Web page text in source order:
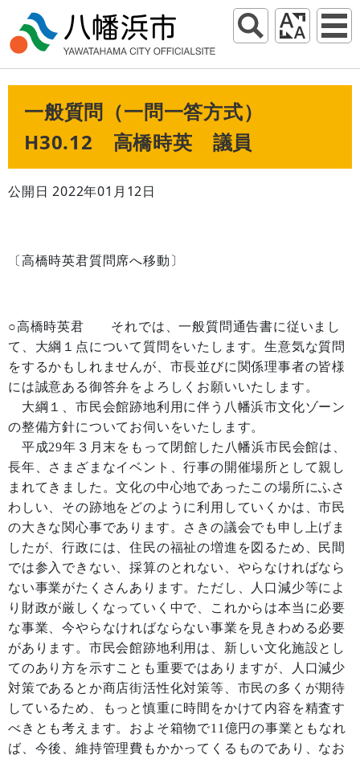
一般質問（一問一答方式）
H30.12 高橋時英 議員
公開日 2022年01月12日
〔高橋時英君質問席へ移動〕
○高橋時英君 それでは、一般質問通告書に従いまし
て、大綱１点について質問をいたします。生意気な質問
をするかもしれませんが、市長並びに関係理事者の皆様
には誠意ある御答弁をよろしくお願いいたします。
大綱１、市民会館跡地利用に伴う八幡浜市文化ゾーン
の整備方針についてお伺いをいたします。
平成29年３月末をもって閉館した八幡浜市民会館は、
長年、さまざまなイベント、行事の開催場所として親し
まれてきました。文化の中心地であったこの場所にふさ
わしい、その跡地をどのように利用していくかは、市民
の大きな関心事であります。さきの議会でも申し上げま
したが、行政には、住民の福祉の増進を図るため、民間
では参入できない、採算のとれない、やらなければなら
ない事業がたくさんあります。ただし、人口減少等によ
り財政が厳しくなっていく中で、これからは本当に必要
な事業、今やらなければならない事業を見きわめる必要
があります。市民会館跡地利用は、新しい文化施設とし
てのあり方を示すことも重要ではありますが、人口減少
対策であるとか商店街活性化対策等、市民の多くが期待
しているため、もっと慎重に時間をかけて内容を精査す
べきとも考えます。およそ箱物で11億円の事業ともなれ
ば、今後、維持管理費もかかってくるものであり、なお